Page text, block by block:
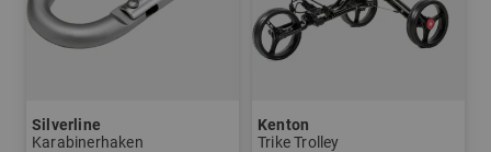
Silverline
Karabinerhaken
Kenton
Trike Trolley